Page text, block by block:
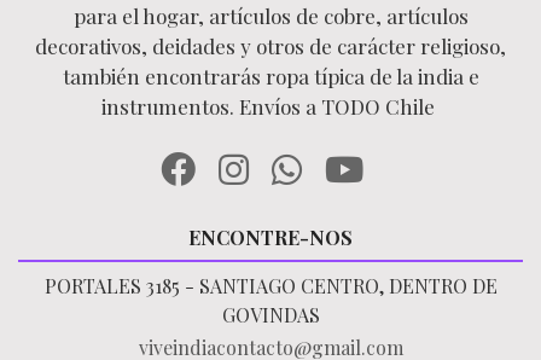
para el hogar, artículos de cobre, artículos
decorativos, deidades y otros de carácter religioso,
también encontrarás ropa típica de la india e
instrumentos. Envíos a TODO Chile
ENCONTRE-NOS
PORTALES 3185 - SANTIAGO CENTRO, DENTRO DE
GOVINDAS
viveindiacontacto@gmail.com